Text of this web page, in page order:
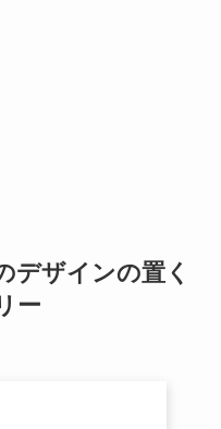
デザインの置く
ー